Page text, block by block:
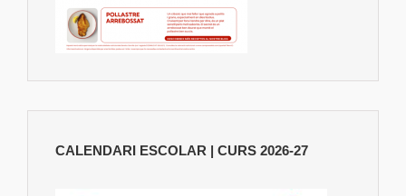
CALENDARI ESCOLAR | CURS 2026-27